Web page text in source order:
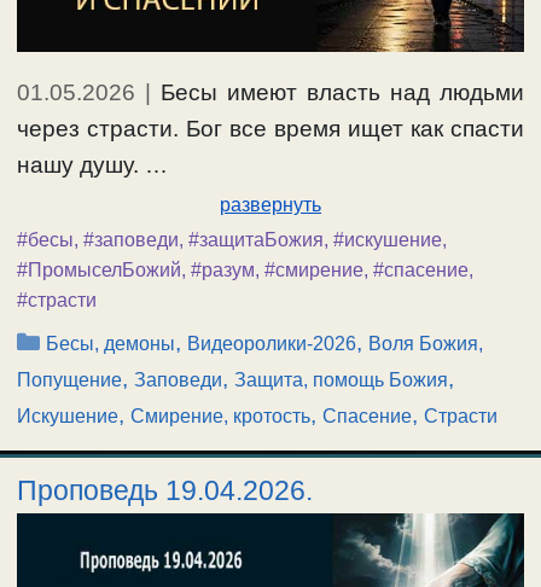
01.05.2026 | Бесы имеют власть над людьми
через страсти. Бог все время ищет как спасти
нашу душу. …
развернуть
#бесы, #заповеди, #защитаБожия, #искушение,
#ПромыселБожий, #разум, #смирение, #спасение,
#страсти
Рубрики
Бесы, демоны, Видеоролики-2026, Воля Божия,
Попущение, Заповеди, Защита, помощь Божия,
Искушение, Смирение, кротость, Спасение, Страсти
Проповедь 19.04.2026.